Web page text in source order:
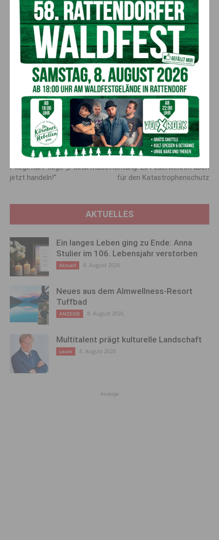
Familien, die Kinder daheim
unterrichten
Eltern würden ihre Kinder von der Schule abmelden, um ihnen
das “Corona-Regime” zu ersparen, meintFPÖ-Bildungs- und
Familiensprecherin Elisabeth Dieringer-Granza.
Es solle das
Ziel sein, vernünftige Regeln im Schulunterricht umzusetzen,
statt umgekehrt den Heimunterricht zu verteufeln und zu
erschweren, betont sie weiter.
Vorheriger Artikel
Pflegefall Pflege: „Politik muss
jetzt handeln!“
Nächster Artikel
Achtung: 20 Feuerwehren üben
für den Katastrophen­schutz
AKTUELLES
Ein langes Leben ging zu Ende: Anna
Stulier im 106. Lebensjahr verstorben
Aktuell 8. August 2026
Neues aus dem Almwellness-Resort
Tuffbad
ANZEIGE 8. August 2026
Multitalent prägt kulturelle Landschaft
Leute 8. August 2026
Anzeige